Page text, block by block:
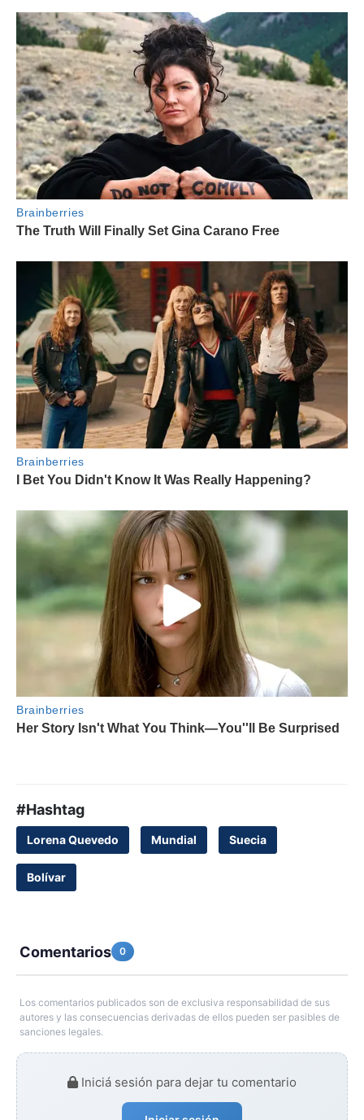
#Hashtag
Lorena Quevedo Mundial Suecia
Bolívar
Comentarios 0
Los comentarios publicados son de exclusiva responsabilidad de sus
autores y las consecuencias derivadas de ellos pueden ser pasibles de
sanciones legales.
Iniciá sesión para dejar tu comentario